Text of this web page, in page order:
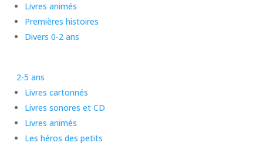
Livres animés
Premières histoires
Divers 0-2 ans
2-5 ans
Livres cartonnés
Livres sonores et CD
Livres animés
Les héros des petits